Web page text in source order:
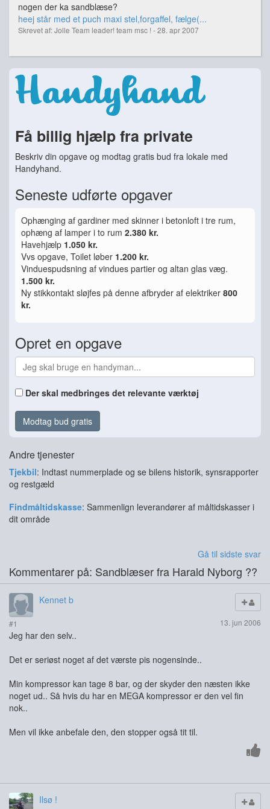
nogen der ka sandblæse?
heej står med et puch maxi stel,forgaffel, fælge(...
Skrevet af: Jolle Team leader! team msc ! - 28. apr 2007
Få billig hjælp fra private
Beskriv din opgave og modtag gratis bud fra lokale med
Handyhand.
Seneste udførte opgaver
Ophænging af gardiner med skinner i betonloft i tre rum,
ophæng af lamper i to rum 2.380 kr.
Havehjælp 1.050 kr.
Vvs opgave, Toilet løber 1.200 kr.
Vinduespudsning af vindues partier og altan glas væg.
1.500 kr.
Ny stikkontakt sløjfes på denne afbryder af elektriker 800
kr.
Opret en opgave
Der skal medbringes det relevante værktøj
Modtag bud gratis
Andre tjenester
Tjekbil: Indtast nummerplade og se bilens historik, synsrapporter
og restgæld
Findmåltidskasse: Sammenlign leverandører af måltidskasser i
dit område
Gå til sidste svar
Kommentarer på: Sandblæser fra Harald Nyborg ??
Kennet b
#1 13. jun 2006
Jeg har den selv..
Det er seriøst noget af det værste pis nogensinde..
Min kompressor kan tage 8 bar, og der skyder den næsten ikke
noget ud.. Så hvis du har en MEGA kompressor er den vel fin
nok..
Men vil ikke anbefale den, den stopper også tit til.
Ilsø !